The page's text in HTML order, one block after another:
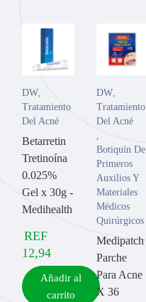
DW,
Tratamiento
Del Acné
Betarretin
Tretinoína
0.025%
Gel x 30g -
Medihealth
REF
12,94
Añadir al
carrito
DW,
Tratamiento
Del Acné
,
Botiquín De
Primeros
Auxilios Y
Materiales
Médicos
Quirúrgicos
Medipatch
Parche
Para Acne
X 36